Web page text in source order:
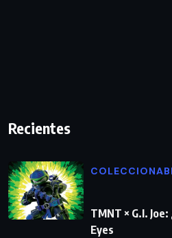
Recientes
TMNT × G.I.
Eyes